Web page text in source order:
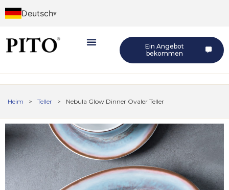
Deutsch
Ein Angebot
bekommen
Heim > Teller > Nebula Glow Dinner Ovaler Teller